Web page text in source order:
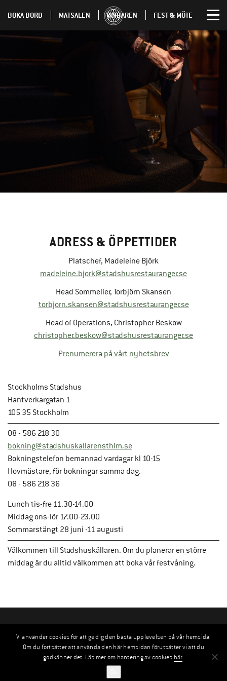
BOKA BORD MATSALEN VINBAREN FEST & MÖTE
ADRESS & ÖPPETTIDER
Platschef, Madeleine Björk
madeleine.bjork@stadshusrestauranger.se
Head Sommelier, Torbjörn Skansen
torbjorn.skansen@stadshusrestauranger.se
Head of Operations, Christopher Beskow
christopher.beskow@stadshusrestauranger.se
Prenumerera på vårt nyhetsbrev
Stockholms Stadshus
Hantverkargatan 1
105 35 Stockholm
08 - 586 218 30
bokning@stadshuskallarensthlm.se
Bokningstelefon bemannad vardagar kl 10-15
Hovmästare, för bokningar samma dag.
08 - 586 218 36
Lunch tis-fre 11.30-14.00
Middag ons-lör 17.00-23.00
Sommarstängt 28 juni -11 augusti
Välkommen till Stadshuskällaren. Om du planerar en större
middag är du alltid välkommen att boka vår festvåning.
Vi använder cookies för att ge dig den bästa upplevelsen på vår hemsida.
Om du fortsätter att använda den här hemsidan förutsätter vi att du
godkänner det. Läs mer om hantering av cookies här.